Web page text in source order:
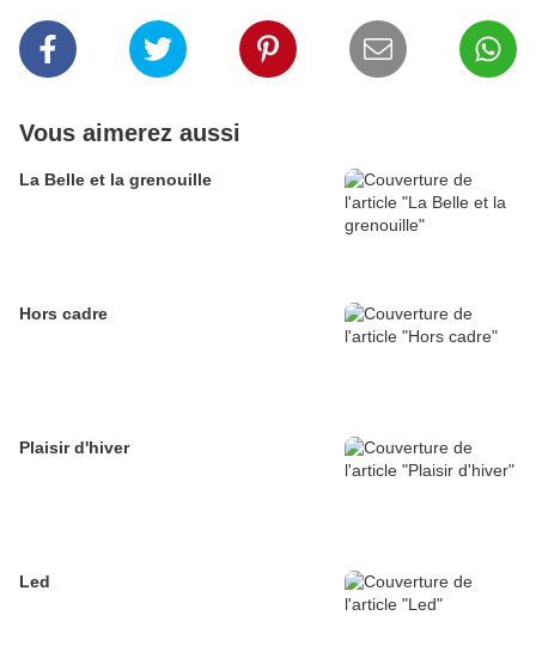
Vous aimerez aussi
La Belle et la grenouille
Hors cadre
Plaisir d'hiver
Led